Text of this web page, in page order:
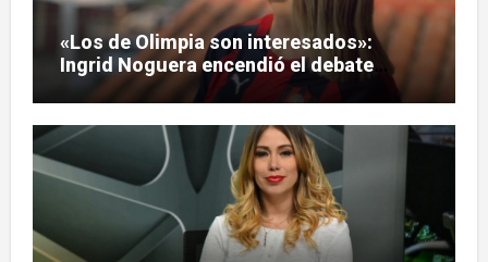
«Los de Olimpia son interesados»:
Ingrid Noguera encendió el debate
sobre las hinchadas